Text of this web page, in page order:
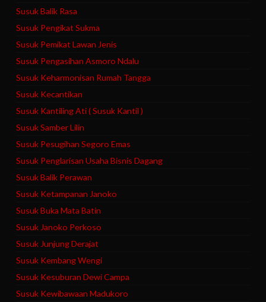
Susuk Balik Rasa
Susuk Pengikat Sukma
Susuk Pemikat Lawan Jenis
Susuk Pengasihan Asmoro Ndalu
Susuk Keharmonisan Rumah Tangga
Susuk Kecantikan
Susuk Kantiling Ati ( Susuk Kantil )
Susuk Samber Lilin
Susuk Pesugihan Segoro Emas
Susuk Penglarisan Usaha Bisnis Dagang
Susuk Balik Perawan
Susuk Ketampanan Janoko
Susuk Buka Mata Batin
Susuk Janoko Perkoso
Susuk Junjung Derajat
Susuk Kembang Wengi
Susuk Kesuburan Dewi Campa
Susuk Kewibawaan Madukoro